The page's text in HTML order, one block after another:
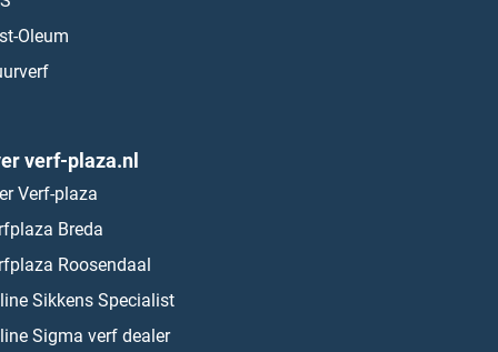
Oleum
verf-plaza.nl
Verf-plaza
Breda
Roosendaal
Sikkens Specialist
Sigma verf dealer